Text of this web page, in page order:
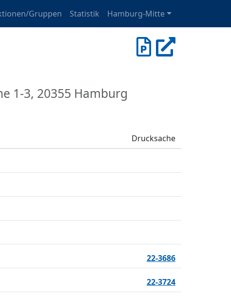
Gruppen Statistik Hamburg-Mitte
1-3, 20355 Hamburg
Drucksache
22-3686
22-3724